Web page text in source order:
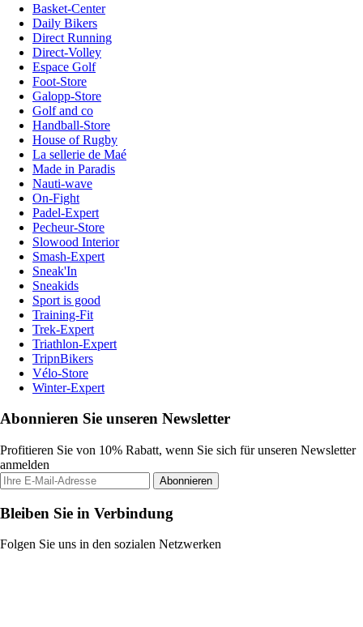
Basket-Center
Daily Bikers
Direct Running
Direct-Volley
Espace Golf
Foot-Store
Galopp-Store
Golf and co
Handball-Store
House of Rugby
La sellerie de Maé
Made in Paradis
Nauti-wave
On-Fight
Padel-Expert
Pecheur-Store
Slowood Interior
Smash-Expert
Sneak'In
Sneakids
Sport is good
Training-Fit
Trek-Expert
Triathlon-Expert
TripnBikers
Vélo-Store
Winter-Expert
Abonnieren Sie unseren Newsletter
Profitieren Sie von 10% Rabatt, wenn Sie sich für unseren Newsletter
anmelden
Abonnieren
Bleiben Sie in Verbindung
Folgen Sie uns in den sozialen Netzwerken